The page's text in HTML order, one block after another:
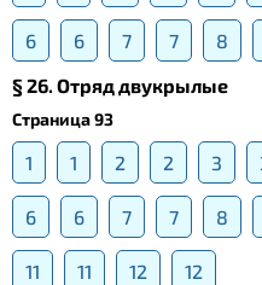
6 6 7 7 8
§ 26. Отряд двукрылые
Страница 93
1 1 2 2 3
6 6 7 7 8
11 11 12
12